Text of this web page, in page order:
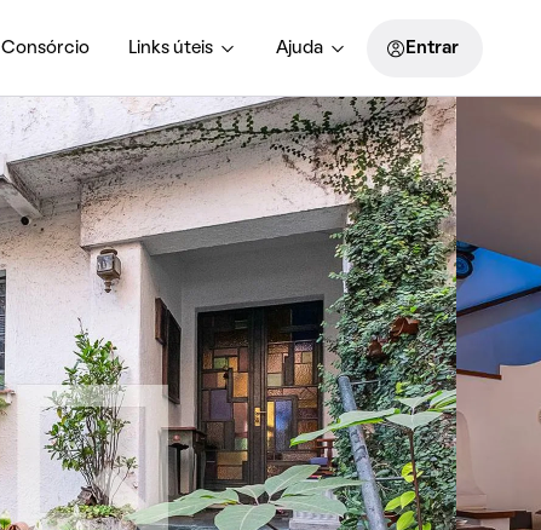
Consórcio Links úteis Ajuda Entrar